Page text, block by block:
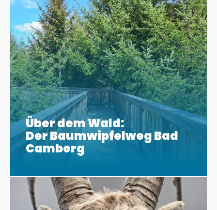
Über dem Wald:
Der Baumwipfelweg Bad
Camberg